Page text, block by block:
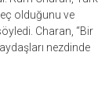
olduğunu ve
Charan, “Bir
nezdinde